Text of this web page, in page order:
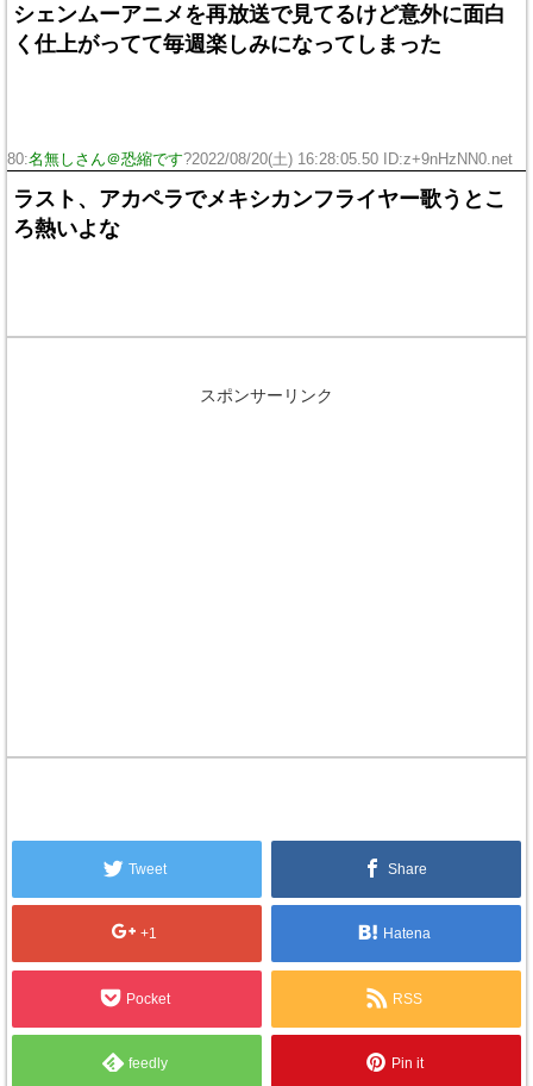
シェンムーアニメを再放送で見てるけど意外に面白
く仕上がってて毎週楽しみになってしまった
80:名無しさん＠恐縮です?2022/08/20(土) 16:28:05.50 ID:z+9nHzNN0.net
ラスト、アカペラでメキシカンフライヤー歌うとこ
ろ熱いよな
スポンサーリンク
Tweet Share
+1 Hatena
Pocket RSS
feedly Pin it